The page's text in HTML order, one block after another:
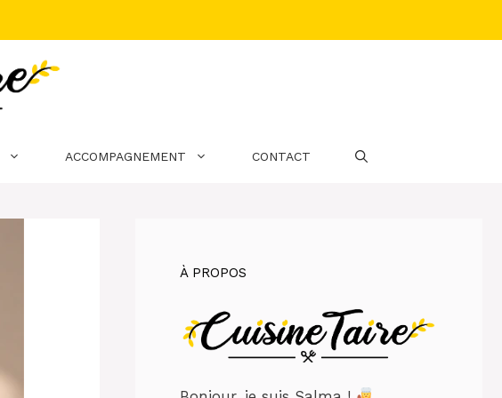
ACCOMPAGNEMENT CONTACT
À PROPOS